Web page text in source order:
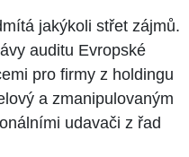
jakýkoli střet zájmů.
auditu Evropské
pro firmy z holdingu
a zmanipulovaným
udavači z řad